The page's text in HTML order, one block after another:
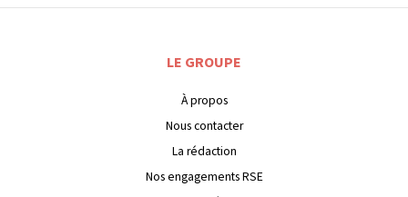
LE GROUPE
À propos
Nous contacter
La rédaction
Nos engagements RSE